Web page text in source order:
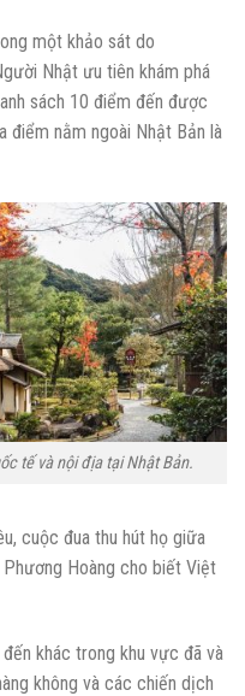
một khảo sát do
Nhật ưu tiên khám phá
sách 10 điểm đến được
điểm nằm ngoài Nhật Bản là
tế và nội địa tại Nhật Bản.
cuộc đua thu hút họ giữa
Hoàng cho biết Việt
khác trong khu vực đã và
không và các chiến dịch